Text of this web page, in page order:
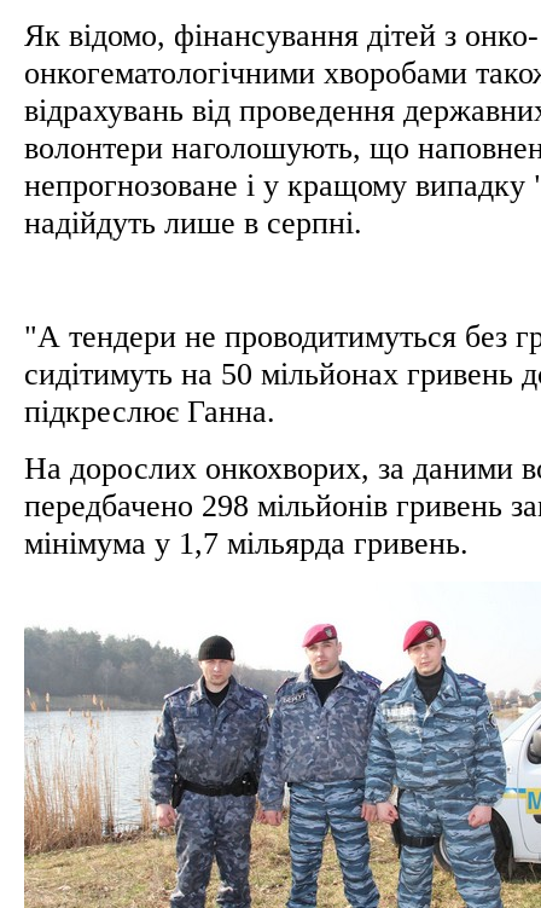
Як відомо, фінансування дітей з
онкогематологічними хворобами
відрахувань від проведення
волонтери наголошують, що
непрогнозоване і у кращому випадку
надійдуть лише в серпні.
"А тендери не проводитимуться без
сидітимуть на 50 мільйонах гривень
підкреслює Ганна.
На дорослих онкохворих, за даними
передбачено 298 мільйонів гривень
мінімума у 1,7 мільярда гривень.